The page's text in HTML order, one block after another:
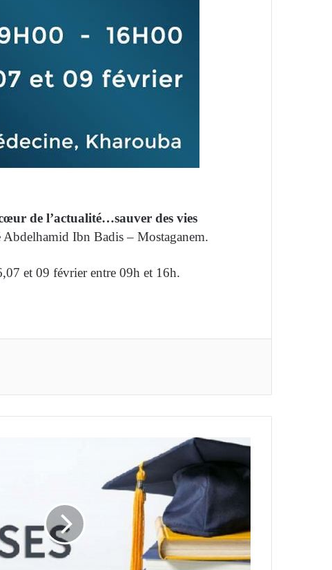
de l’actualité…sauver des vies
Ibn Badis – Mostaganem.
et 09 février entre 09h et 16h.